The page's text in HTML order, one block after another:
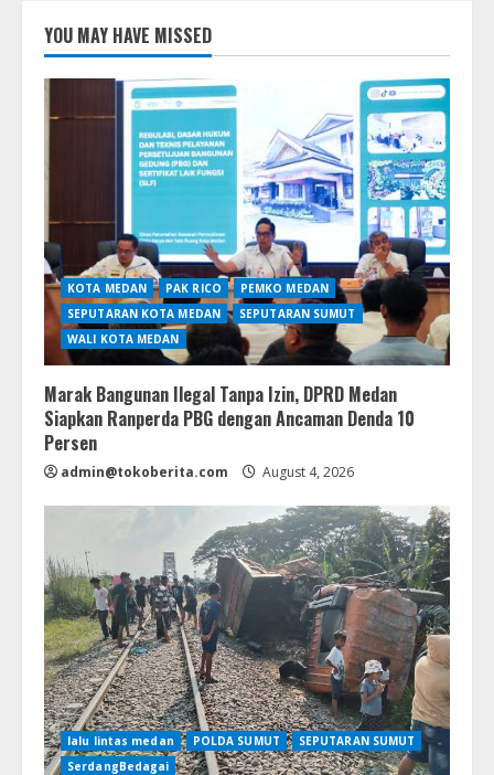
YOU MAY HAVE MISSED
KOTA MEDAN PAK RICO
PEMKO MEDAN
SEPUTARAN KOTA MEDAN
SEPUTARAN SUMUT
WALI KOTA MEDAN
Marak Bangunan Ilegal Tanpa Izin, DPRD Medan
Siapkan Ranperda PBG dengan Ancaman Denda 10
Persen
admin@tokoberita.com August 4, 2026
lalu lintas medan POLDA SUMUT
SEPUTARAN SUMUT
SerdangBedagai